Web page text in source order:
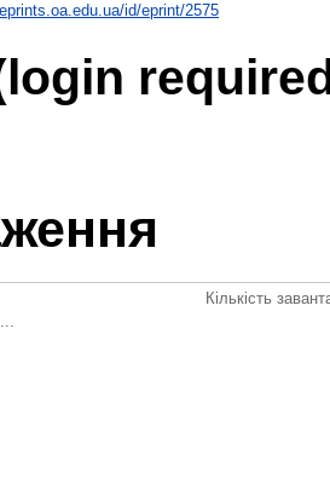
id/eprint/2575
Кількість